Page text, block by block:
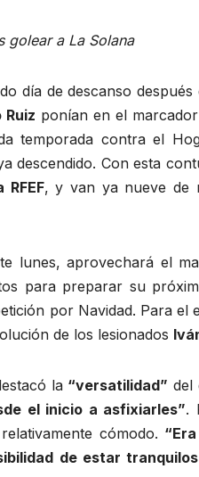
golear a La Solana
día de descanso
ponían en el
temporada contra el
descendido. Con esta
, y van ya nueve de
lunes, aprovechará el
para preparar su
por Navidad. Para el
de los lesionados
la “versatilidad” del
el inicio a asfixiarles”.
cómodo.
de estar